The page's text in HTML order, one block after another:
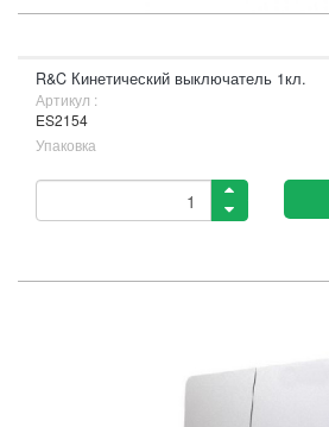
R&C Кинетический выключатель 1кл.
Артикул :
ES2154
Упаковка